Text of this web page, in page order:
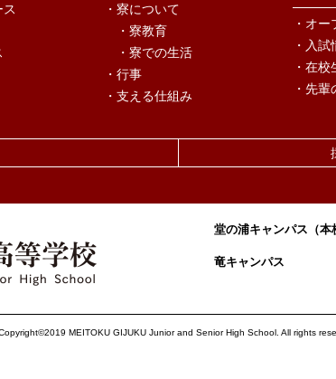
ス
・寮について
・寮教育
・寮での生活
・行事
・支える仕組み
・オ
・入試
・在校
・先輩
堂の浦キャンパス（本
竜キャンパス
MEITOKU GIJUKU Junior and Senior High School. All rights